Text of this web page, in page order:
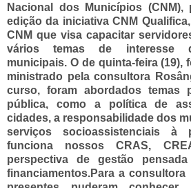
Nacional dos Municípios (CNM),
edição da iniciativa CNM
CNM que visa capacitar
vários temas de interesse
municipais. O de quinta-feira (19),
ministrado pela consultora
curso, foram abordados temas
pública, como a política de
cidades, a responsabilidade dos
serviços socioassistenciais à
funciona nossos CRAS,
perspectiva de gestão
financiamentos.Para a consultora